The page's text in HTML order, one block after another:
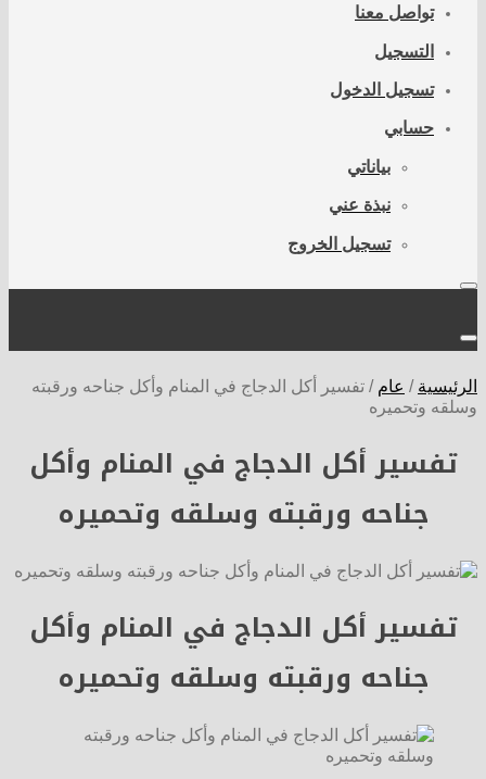
تواصل معنا
التسجيل
تسجيل الدخول
حسابي
بياناتي
نبذة عني
تسجيل الخروج
الرئيسية / عام / تفسير أكل الدجاج في المنام وأكل جناحه ورقبته
وسلقه وتحميره
تفسير أكل الدجاج في المنام وأكل
جناحه ورقبته وسلقه وتحميره
تفسير أكل الدجاج في المنام وأكل
جناحه ورقبته وسلقه وتحميره